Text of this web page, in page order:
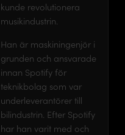
kunde revolutionera
musikindustrin.
Han är maskiningenjör i
grunden och ansvarade
innan Spotify för
teknikbolag som var
underleverantörer till
bilindustrin. Efter Spotify
har han varit med och